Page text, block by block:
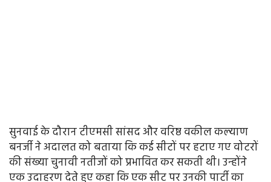
सुनवाई के दौरान टीएमसी सांसद और वरिष्ठ वकील कल्याण
बनर्जी ने अदालत को बताया कि कई सीटों पर हटाए गए वोटरों
की संख्या चुनावी नतीजों को प्रभावित कर सकती थी। उन्होंने
एक उदाहरण देते हुए कहा कि एक सीट पर उनकी पार्टी का